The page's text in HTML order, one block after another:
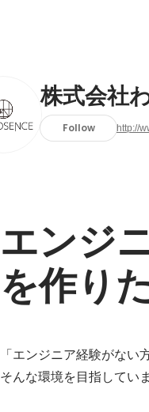
株式会社
Follow http://
エンジ
を作り
「エンジニア経験がない
そんな環境を目指してい